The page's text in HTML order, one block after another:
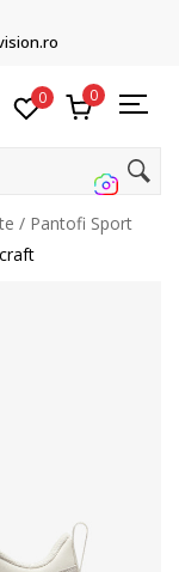
0 0
Pantofi Sport